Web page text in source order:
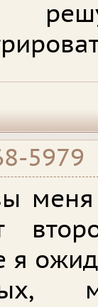
5979
меня
я